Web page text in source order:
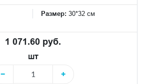
Размер: 30*32 см
1 071.60 руб.
шт
−
+